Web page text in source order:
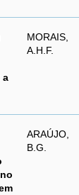
a
MORAIS,
A.H.F.
ARAÚJO,
B.G.